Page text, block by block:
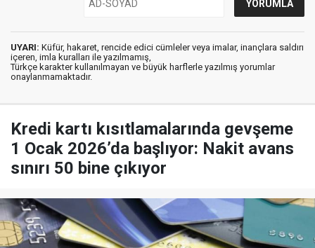
UYARI: Küfür, hakaret, rencide edici cümleler veya imalar, inançlara saldırı
içeren, imla kuralları ile yazılmamış,
Türkçe karakter kullanılmayan ve büyük harflerle yazılmış yorumlar
onaylanmamaktadır.
Kredi kartı kısıtlamalarında gevşeme
1 Ocak 2026’da başlıyor: Nakit avans
sınırı 50 bine çıkıyor